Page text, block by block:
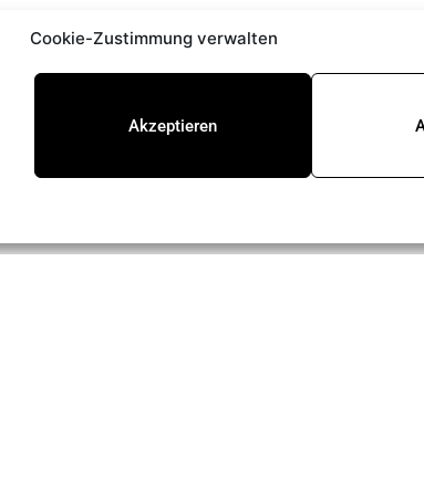
Cookie-Zustimmung verwalten
Akzeptieren